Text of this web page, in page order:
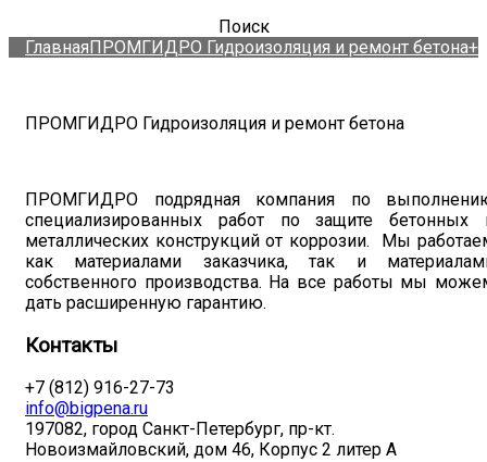
Поиск
ГлавнаяПРОМГИДРО Гидроизоляция и ремонт бетона+
ПРОМГИДРО Гидроизоляция и ремонт бетона
ПРОМГИДРО подрядная компания по
специализированных работ по защите бетонных
металлических конструкций от коррозии. Мы
как материалами заказчика, так и
собственного производства. На все работы мы
дать расширенную гарантию.
Контакты
+7 (812) 916-27-73
info@bigpena.ru
197082, город Санкт-Петербург, пр-кт.
Новоизмайловский, дом 46, Корпус 2 литер А